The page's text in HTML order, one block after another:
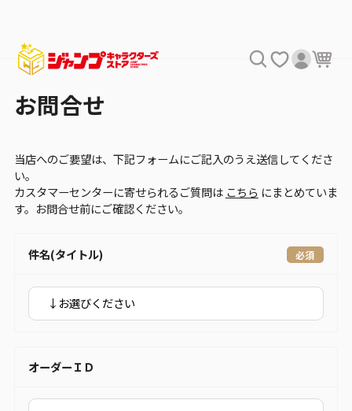
お問合せ
当店へのご要望は、下記フォームにご記入のうえ送信してくださ
い。
カスタマーセンターに寄せられるご質問は こちら にまとめていま
す。お問合せ前にご確認ください。
件名(タイトル)
オーダーＩＤ